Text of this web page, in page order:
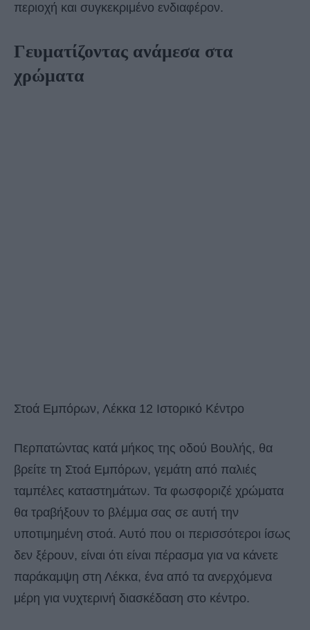
περιοχή και συγκεκριμένο ενδιαφέρον.
Γευματίζοντας ανάμεσα στα
χρώματα
Στοά Εμπόρων, Λέκκα 12 Ιστορικό Κέντρο
Περπατώντας κατά μήκος της οδού Βουλής, θα
βρείτε τη Στοά Εμπόρων, γεμάτη από παλιές
ταμπέλες καταστημάτων. Τα φωσφοριζέ χρώματα
θα τραβήξουν το βλέμμα σας σε αυτή την
υποτιμημένη στοά. Αυτό που οι περισσότεροι ίσως
δεν ξέρουν, είναι ότι είναι πέρασμα για να κάνετε
παράκαμψη στη Λέκκα, ένα από τα ανερχόμενα
μέρη για νυχτερινή διασκέδαση στο κέντρο.